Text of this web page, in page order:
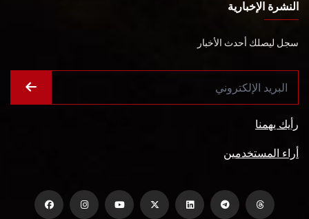
النشرة الإخبارية
سجل ليصلك أحدث الأخبار
رأيك يهمنا
أراء المستخدمين